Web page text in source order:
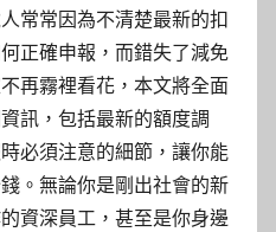
常常因為不清楚最新的扣
正確申報，而錯失了減免
再霧裡看花，本文將全面
訊，包括最新的額度調
必須注意的細節，讓你能
。無論你是剛出社會的新
資深員工，甚至是你身邊